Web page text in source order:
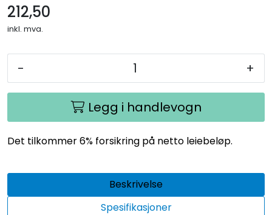
212,50
inkl. mva.
- +
Legg i handlevogn
Det tilkommer 6% forsikring på netto leiebeløp.
Beskrivelse
Spesifikasjoner